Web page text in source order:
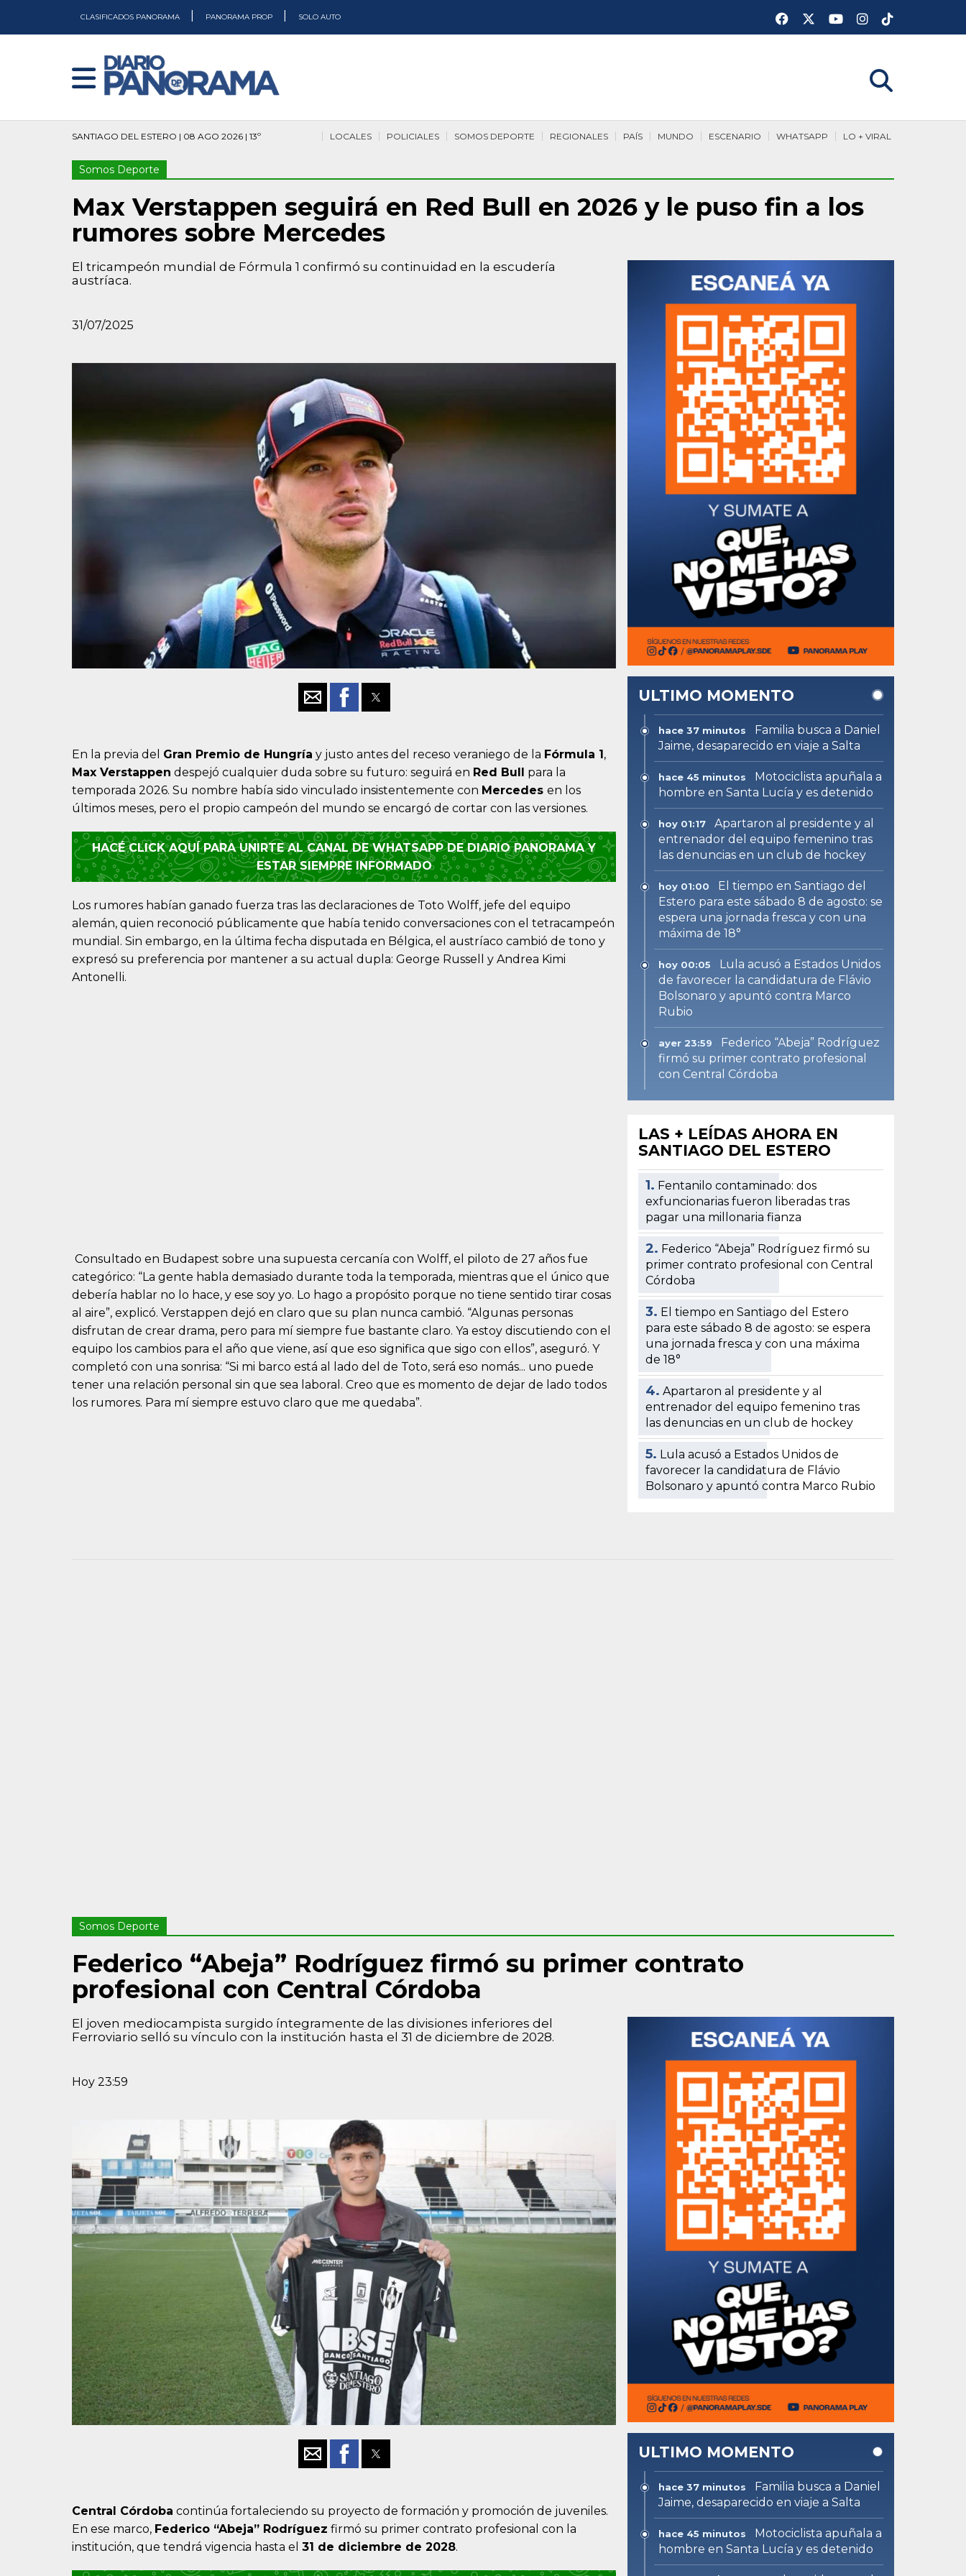
CLASIFICADOS PANORAMA PANORAMA PROP SOLO AUTO
SANTIAGO DEL ESTERO | 08 AGO 2026 | 13º LO + VIRAL
WHATSAPP
ESCENARIO
MUNDO
PAÍS
REGIONALES
SOMOS DEPORTE
POLICIALES
LOCALES
Somos Deporte
Max Verstappen seguirá en Red Bull en 2026 y le puso fin a los
rumores sobre Mercedes
El tricampeón mundial de Fórmula 1 confirmó su continuidad en la escudería
austríaca.
31/07/2025
En la previa del Gran Premio de Hungría y justo antes del receso veraniego de la Fórmula 1 ,
Max Verstappen despejó cualquier duda sobre su futuro: seguirá en Red Bull
para la
temporada 2026. Su nombre había sido vinculado insistentemente con Mercedes en los
últimos meses, pero el propio campeón del mundo se encargó de cortar con las versiones.
HACÉ CLICK AQUÍ PARA UNIRTE AL CANAL DE WHATSAPP DE DIARIO PANORAMA Y
ESTAR SIEMPRE INFORMADO
Los rumores habían ganado fuerza tras las declaraciones de Toto Wolff, jefe del equipo
alemán, quien reconoció públicamente que había tenido conversaciones con el tetracampeón
mundial. Sin embargo, en la última fecha disputada en Bélgica, el austríaco cambió de tono y
expresó su preferencia por mantener a su actual dupla: George Russell y Andrea Kimi
Antonelli.
Consultado en Budapest sobre una supuesta cercanía con Wolff, el piloto de 27 años fue
categórico: “La gente habla demasiado durante toda la temporada, mientras que el único que
debería hablar no lo hace, y ese soy yo. Lo hago a propósito porque no tiene sentido tirar cosas
al aire”, explicó. Verstappen dejó en claro que su plan nunca cambió. “Algunas personas
disfrutan de crear drama, pero para mí siempre fue bastante claro. Ya estoy discutiendo con el
equipo los cambios para el año que viene, así que eso significa que sigo con ellos”, aseguró. Y
completó con una sonrisa: “Si mi barco está al lado del de Toto, será eso nomás... uno puede
tener una relación personal sin que sea laboral. Creo que es momento de dejar de lado todos
los rumores. Para mí siempre estuvo claro que me quedaba”.
ULTIMO MOMENTO
hace 37 minutos
Familia busca a Daniel
Jaime, desaparecido en viaje a Salta
hace 45 minutos
Motociclista apuñala a
hombre en Santa Lucía y es detenido
hoy 01:17
Apartaron al presidente y al
entrenador del equipo femenino tras
las denuncias en un club de hockey
hoy 01:00
El tiempo en Santiago del
Estero para este sábado 8 de agosto: se
espera una jornada fresca y con una
máxima de 18°
hoy 00:05
Lula acusó a Estados Unidos
de favorecer la candidatura de Flávio
Bolsonaro y apuntó contra Marco
Rubio
ayer 23:59
Federico “Abeja” Rodríguez
firmó su primer contrato profesional
con Central Córdoba
LAS + LEÍDAS AHORA EN
SANTIAGO DEL ESTERO
1. Fentanilo contaminado: dos
exfuncionarias fueron liberadas tras
pagar una millonaria fianza
2. Federico “Abeja” Rodríguez firmó su
primer contrato profesional con Central
Córdoba
3. El tiempo en Santiago del Estero
para este sábado 8 de agosto: se espera
una jornada fresca y con una máxima
de 18°
4. Apartaron al presidente y al
entrenador del equipo femenino tras
las denuncias en un club de hockey
5. Lula acusó a Estados Unidos de
favorecer la candidatura de Flávio
Bolsonaro y apuntó contra Marco Rubio